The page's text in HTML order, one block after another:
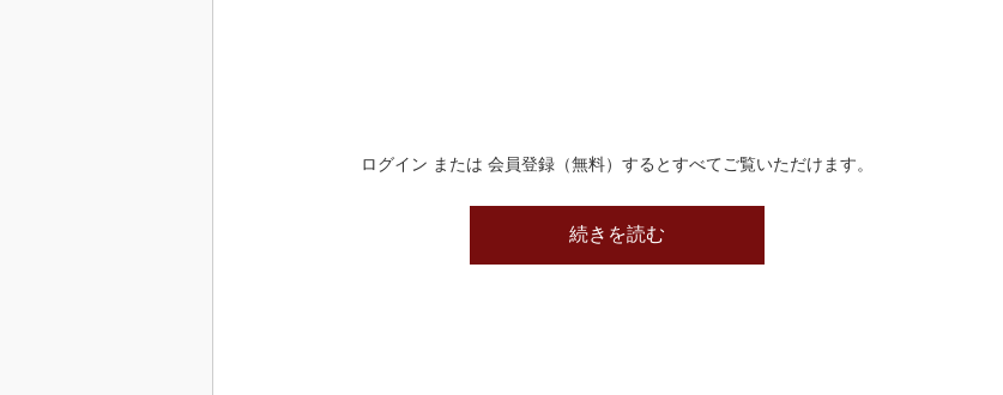
ログイン または 会員登録（無料）するとすべてご覧いただけます。
続きを読む